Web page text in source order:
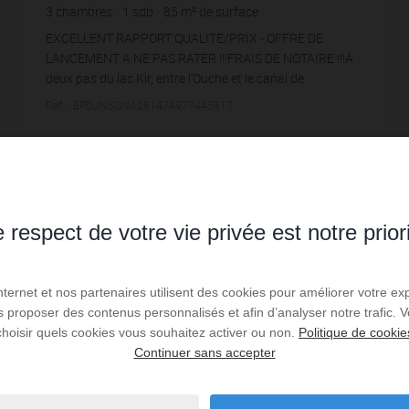
3 chambres sdb 85 m² de surface
2 905,88 € prix / m²
EXCELLENT RAPPORT QUALITE/PRIX - OFFRE DE
LANCEMENT A NE PAS RATER !!!FRAIS DE NOTAIRE !!!À
deux pas du lac Kir, entre l’Ouche et le canal de
respect de votre vie privée est notre
et nos partenaires utilisent des cookies pour améliorer votre
proposer des contenus personnalisés et afin d’analyser notre trafic.
quels cookies vous souhaitez activer ou non. Politique de
Continuer sans accepter